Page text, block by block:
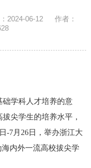
2024-06-12
作者：
础学科人才培养的意
尖学生的培养水平，
日 -7月 26日，举办浙江大
内外一流高校拔尖学